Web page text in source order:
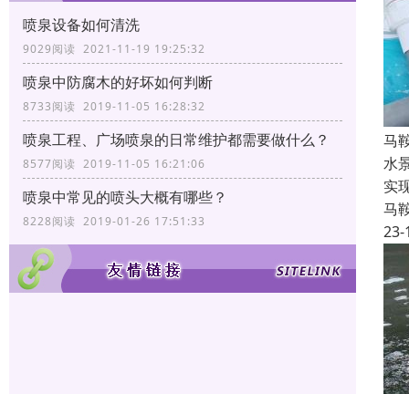
喷泉设备如何清洗
9029阅读 2021-11-19 19:25:32
喷泉中防腐木的好坏如何判断
8733阅读 2019-11-05 16:28:32
喷泉工程、广场喷泉的日常维护都需要做什么？
8577阅读 2019-11-05 16:21:06
喷泉中常见的喷头大概有哪些？
8228阅读 2019-01-26 17:51:33
马
水
实
马
23-